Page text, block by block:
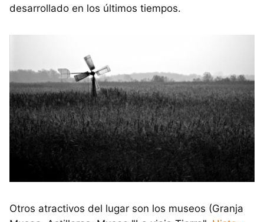
desarrollado en los últimos tiempos.
Otros atractivos del lugar son los museos (Granja